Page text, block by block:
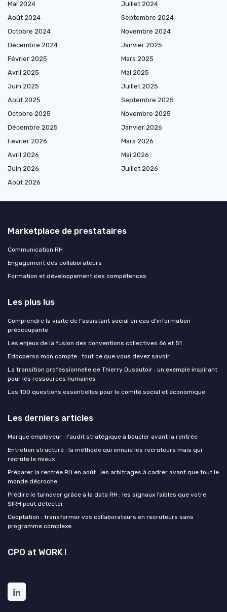
Mai 2024
Juillet 2024
Août 2024
Septembre 2024
Octobre 2024
Novembre 2024
Décembre 2024
Janvier 2025
Février 2025
Mars 2025
Avril 2025
Mai 2025
Juin 2025
Juillet 2025
Août 2025
Septembre 2025
Octobre 2025
Novembre 2025
Décembre 2025
Janvier 2026
Février 2026
Mars 2026
Avril 2026
Mai 2026
Juin 2026
Juillet 2026
Août 2026
Marketplace de prestataires
Communication RH
Engagement des collaborateurs
Formation et développement des compétences
Les plus lus
Comprendre la visite de l'assistant social en cas d'information
préoccupante
Les enjeux de la fusion des conventions collectives 66 et 51
Edocperso mon compte : tout ce que vous devez savoir
La transition professionnelle de Thierry Dusautoir : un exemple inspirant
pour les ressources humaines
Les 100 questions essentielles pour le comité social et économique
Les derniers articles
Marque employeur : l'audit stratégique à boucler avant la rentrée
Entretien structuré : la méthode qui ennuie les recruteurs mais qui
recrute le mieux
Préparer la rentrée RH en août : les arbitrages à cadrer avant que tout le
monde décroche
Prédire le turnover grâce à la data RH : les signaux faibles que votre
SIRH peut détecter
Cooptation : transformer vos collaborateurs en recruteurs sans
programme complexe
CPO at WORK !